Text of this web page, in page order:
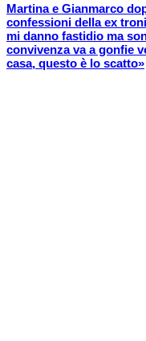
Martina e Gianmarco
confessioni della ex
mi danno fastidio ma
convivenza va a gonfie
casa, questo è lo scatto»